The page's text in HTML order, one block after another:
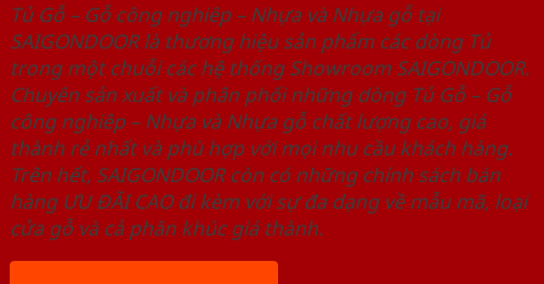
Tủ Gỗ – Gỗ công nghiêp – Nhựa và Nhựa gỗ tại
SAIGONDOOR là thương hiệu sản phẩm các dòng Tủ
trong một chuỗi các hệ thống Showroom SAIGONDOOR.
Chuyên sản xuất và phân phối những dòng Tủ Gỗ – Gỗ
công nghiêp – Nhựa và Nhựa gỗ chất lượng cao, giá
thành rẻ nhất và phù hợp với mọi nhu cầu khách hàng.
Trên hết, SAIGONDOOR còn có những chính sách bán
hàng ƯU ĐÃI CAO đi kèm với sự đa dạng về mẫu mã, loại
cửa gỗ và cả phân khúc giá thành.